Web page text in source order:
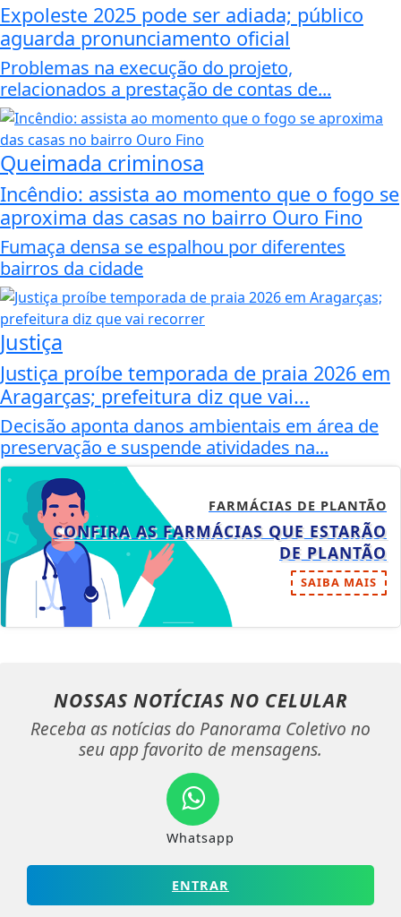
Expoleste 2025 pode ser adiada; público
aguarda pronunciamento oficial
Problemas na execução do projeto,
relacionados a prestação de contas de...
Queimada criminosa
Incêndio: assista ao momento que o fogo se
aproxima das casas no bairro Ouro Fino
Fumaça densa se espalhou por diferentes
bairros da cidade
Justiça
Justiça proíbe temporada de praia 2026 em
Aragarças; prefeitura diz que vai...
Decisão aponta danos ambientais em área de
preservação e suspende atividades na...
FARMÁCIAS DE PLANTÃO
CONFIRA AS FARMÁCIAS QUE ESTARÃO
DE PLANTÃO
SAIBA MAIS
NOSSAS NOTÍCIAS NO CELULAR
Receba as notícias do Panorama Coletivo no
seu app favorito de mensagens.
Whatsapp
ENTRAR